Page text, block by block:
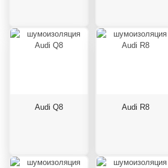
Audi Q8 Audi R8